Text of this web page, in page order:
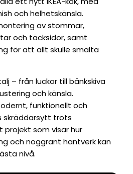
och helhetskänsla.
av stommar,
och täcksidor, samt
för att allt skulle smälta
– från luckor till bänkskiva
och känsla.
funktionellt och
skräddarsytt trots
som visar hur
och noggrant hantverk kan
nivå.